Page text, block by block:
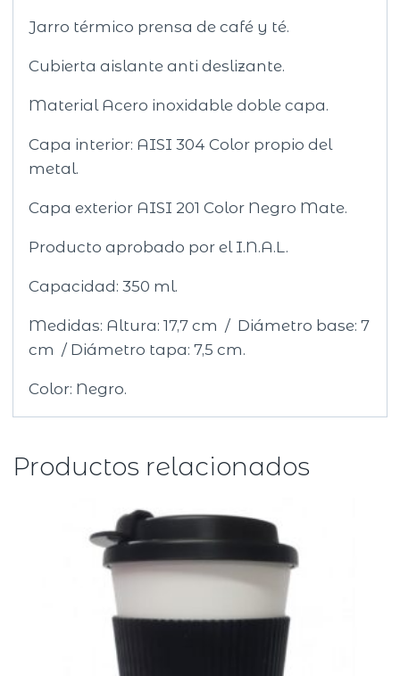
Jarro térmico prensa de café y té.
Cubierta aislante anti deslizante.
Material Acero inoxidable doble capa.
Capa interior: AISI 304 Color propio del
metal.
Capa exterior AISI 201 Color Negro Mate.
Producto aprobado por el I.N.A.L.
Capacidad: 350 ml.
Medidas: Altura: 17,7 cm / Diámetro base: 7
cm / Diámetro tapa: 7,5 cm.
Color: Negro.
Productos relacionados